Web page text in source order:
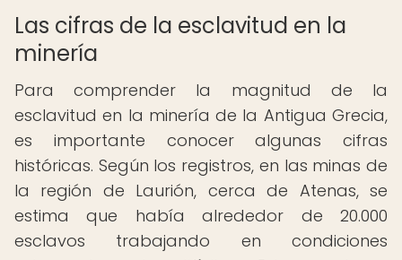
Las cifras de la esclavitud en la
minería
Para comprender la magnitud de la
esclavitud en la minería de la Antigua Grecia,
es importante conocer algunas cifras
históricas. Según los registros, en las minas de
la región de Laurión, cerca de Atenas, se
estima que había alrededor de 20.000
esclavos trabajando en condiciones